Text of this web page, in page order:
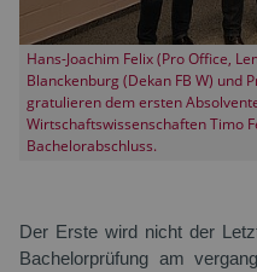
Hans-Joachim Felix (Pro Office,
Blanckenburg (Dekan FB W) und
gratulieren dem ersten
Wirtschaftswissenschaften Timo
Bachelorabschluss.
Der Erste wird nicht der
Bachelorprüfung am